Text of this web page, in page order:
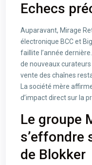
Echecs
Auparavant, Mirage
électronique BCC et
faillite l’année
de nouveaux
vente des chaînes
La société mère
d’impact direct sur la
Le groupe
s’effondre
de Blokker